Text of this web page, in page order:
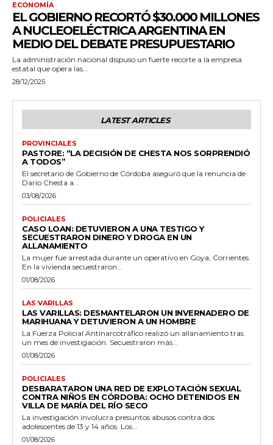
ECONOMÍA
EL GOBIERNO RECORTÓ $30.000 MILLONES
A NUCLEOELÉCTRICA ARGENTINA EN
MEDIO DEL DEBATE PRESUPUESTARIO
La administración nacional dispuso un fuerte recorte a la empresa
estatal que opera las...
28/12/2025
LATEST ARTICLES
PROVINCIALES
PASTORE: “LA DECISIÓN DE CHESTA NOS SORPRENDIÓ
A TODOS”
El secretario de Gobierno de Córdoba aseguró que la renuncia de
Darío Chesta a...
03/08/2026
POLICIALES
CASO LOAN: DETUVIERON A UNA TESTIGO Y
SECUESTRARON DINERO Y DROGA EN UN
ALLANAMIENTO
La mujer fue arrestada durante un operativo en Goya, Corrientes.
En la vivienda secuestraron...
01/08/2026
LAS VARILLAS
LAS VARILLAS: DESMANTELARON UN INVERNADERO DE
MARIHUANA Y DETUVIERON A UN HOMBRE
La Fuerza Policial Antinarcotráfico realizó un allanamiento tras
un mes de investigación. Secuestraron más...
01/08/2026
POLICIALES
DESBARATARON UNA RED DE EXPLOTACIÓN SEXUAL
CONTRA NIÑOS EN CÓRDOBA: OCHO DETENIDOS EN
VILLA DE MARÍA DEL RÍO SECO
La investigación involucra presuntos abusos contra dos
adolescentes de 13 y 14 años. Los...
01/08/2026